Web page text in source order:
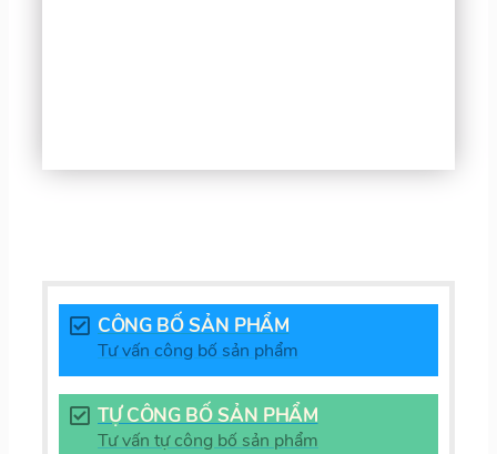
CÔNG BỐ SẢN PHẨM
Tư vấn công bố sản phẩm
TỰ CÔNG BỐ SẢN PHẨM
Tư vấn tự công bố sản phẩm